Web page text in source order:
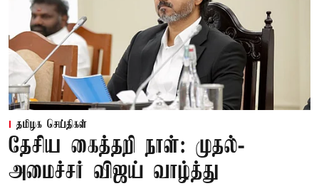
தமிழக செய்திகள்
தேசிய கைத்தறி நாள்: முதல்-
அமைச்சர் விஜய் வாழ்த்து